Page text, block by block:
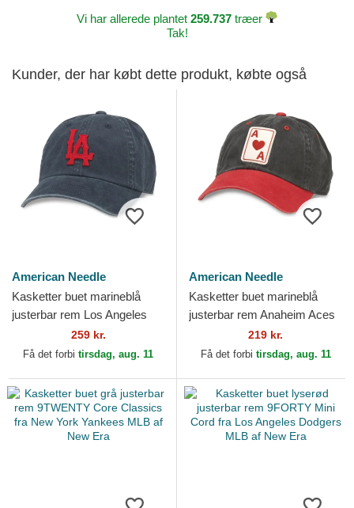
Vi har allerede plantet 259.737 træer
Tak!
Kunder, der har købt dette produkt, købte også
American Needle
Kasketter buet marineblå
justerbar rem Los Angeles
Angels Archive fra Los
Angeles Angels MLB af...
259 kr.
Få det forbi tirsdag, aug. 11
American Needle
Kasketter buet marineblå
justerbar rem Anaheim Aces
Archive fra Anaheim Aces
MLB af American Needle
219 kr.
Få det forbi tirsdag, aug. 11